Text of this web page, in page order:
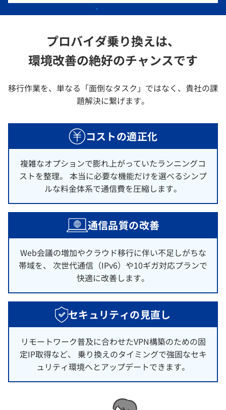
プロバイダ乗り換えは、
環境改善の絶好のチャンスです
移行作業を、単なる「面倒なタスク」ではなく、貴社の課
題解決に繋げます。
コストの適正化
複雑なオプションで膨れ上がっていたランニングコ
ストを整理。 本当に必要な機能だけを選べるシンプ
ルな料金体系で通信費を圧縮します。
通信品質の改善
Web会議の増加やクラウド移行に伴い不足しがちな
帯域を、 次世代通信（IPv6）や10ギガ対応プランで
快適に改善します。
セキュリティの見直し
リモートワーク普及に合わせたVPN構築のための固
定IP取得など、 乗り換えのタイミングで強固なセキ
ュリティ環境へとアップデートできます。